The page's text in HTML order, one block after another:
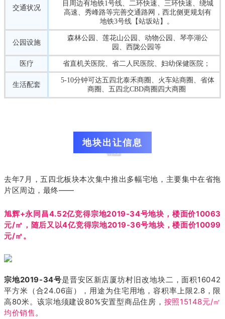
交通状况
目周边有地铁1号线、二环快速、三环快速、绕城
高速、秀峰路等完善交通路网，西北侧更规划有
地铁3号线【站坂站】。
公园设施
森林公园、莲花山公园、动物公园、琴亭湖公
园、西陇公园等
医疗 省直机关医院、省二人民医院、妇幼保健医院；
生活配套
5-10分钟可达五四北泰禾商圈、火车站商圈、省体
商圈、五四北CBD商圈四大商圈
地块出让信息
去年7月，五四北板块本次集中推出多幅宅地，主要集中在省拖
片区周边，最终——
旭辉+永同昌4.52亿竞得宗地2019-34号地块，楼面价10063
元/㎡， 随后又以4亿竞得宗地2019-36号地块，楼面价10099
元/㎡。
宗地2019-34号是晋安区新店厦坊村旧改地块二，面积16042
平方米（合24.06亩），用途为住宅用地，容积率上限2.8，限
高80米。该宗地须建设80%安置型商品住房， 按照15148元/㎡
均价销售。